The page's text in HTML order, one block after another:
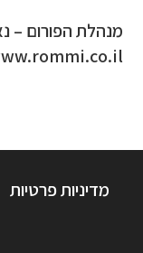
מנהלת הפורום –
מדיניות פרטיות